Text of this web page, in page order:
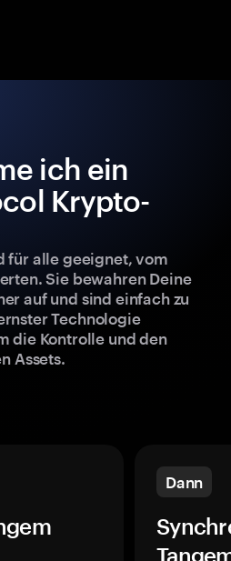
ich ein
Krypto-
für alle geeignet, vom
Sie bewahren Deine
auf und sind einfach zu
Technologie
die Kontrolle und den
Assets.
Dann